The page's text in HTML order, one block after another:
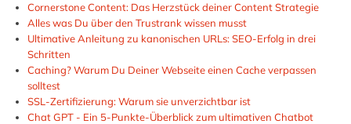
Cornerstone Content: Das Herzstück deiner Content Strategie
Alles was Du über den Trustrank wissen musst
Ultimative Anleitung zu kanonischen URLs: SEO-Erfolg in drei
Schritten
Caching? Warum Du Deiner Webseite einen Cache verpassen
solltest
SSL-Zertifizierung: Warum sie unverzichtbar ist
Chat GPT - Ein 5-Punkte-Überblick zum ultimativen Chatbot